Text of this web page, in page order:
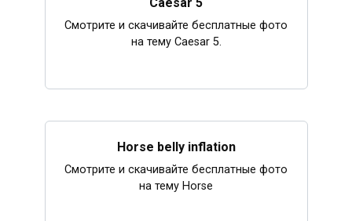
Смотрите и скачивайте бесплатные фото
на тему Caesar 5.
Horse belly inflation
Смотрите и скачивайте бесплатные фото
на тему Horse